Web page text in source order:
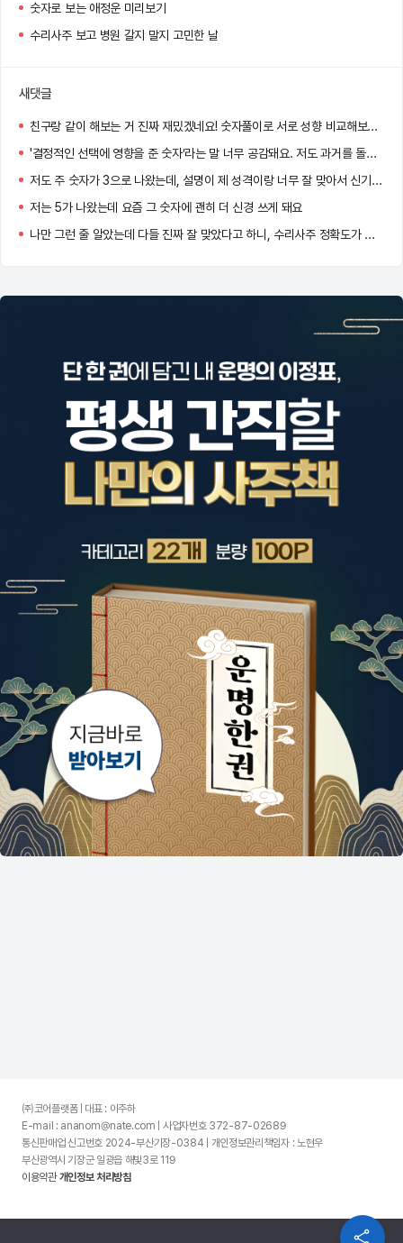
숫자로 보는 애정운 미리보기
수리사주 보고 병원 갈지 말지 고민한 날
새댓글
친구랑 같이 해보는 거 진짜 재밌겠네요! 숫자풀이로 서로 성향 비교해보는 것도 꽤 유익할 것 같아요.
'결정적인 선택에 영향을 준 숫자’라는 말 너무 공감돼요. 저도 과거를 돌아보니 그 숫자가 자주 등장했더라고요..ㄷㄷ
저도 주 숫자가 3으로 나왔는데, 설명이 제 성격이랑 너무 잘 맞아서 신기했어요!
저는 5가 나왔는데 요즘 그 숫자에 괜히 더 신경 쓰게 돼요
나만 그런 줄 알았는데 다들 진짜 잘 맞았다고 하니, 수리사주 정확도가 생각보다 높네요…
㈜코어플랫폼 | 대표 : 이주하
E-mail : ananom@nate.com | 사업자번호 372-87-02689
통신판매업 신고번호 2024-부산기장-0384 | 개인정보관리책임자 : 노현우
부산광역시 기장군 일광읍 해빛3로 119
이용약관 개인정보 처리방침